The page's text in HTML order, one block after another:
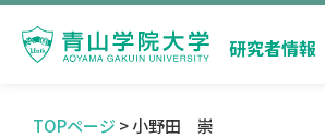
研究者情報
TOPページ > 小野田 崇